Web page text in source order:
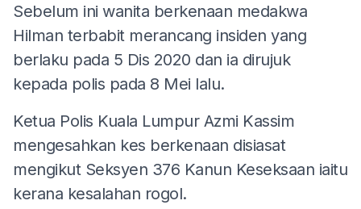
Sebelum ini wanita berkenaan medakwa
Hilman terbabit merancang insiden yang
berlaku pada 5 Dis 2020 dan ia dirujuk
kepada polis pada 8 Mei lalu.
Ketua Polis Kuala Lumpur Azmi Kassim
mengesahkan kes berkenaan disiasat
mengikut Seksyen 376 Kanun Keseksaan iaitu
kerana kesalahan rogol.